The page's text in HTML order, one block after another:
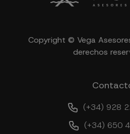
Copyright © Vega
derechos
(+34) 928
(+34) 650